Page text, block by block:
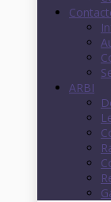
ARBI